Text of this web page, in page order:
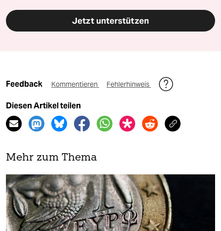
Jetzt unterstützen
Feedback Kommentieren Fehlerhinweis
Diesen Artikel teilen
Mehr zum Thema